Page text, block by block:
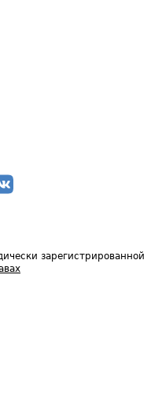
зарегистрированной